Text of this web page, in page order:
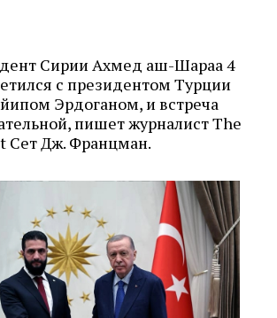
Сирии Ахмед аш-Шараа 4
с президентом Турции
Эрдоганом, и встреча
пишет журналист The
Сет Дж. Францман.